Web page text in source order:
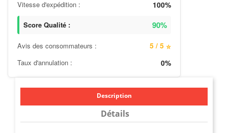
Vitesse d'expédition : 100%
Score Qualité : 90%
Avis des consommateurs : 5 / 5 ⭐
Taux d'annulation : 0%
Description
Détails